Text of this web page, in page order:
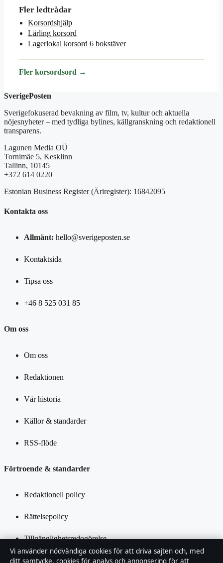
Fler ledtrådar
Korsordshjälp
Lärling korsord
Lagerlokal korsord 6 bokstäver
Fler korsordsord →
SverigePosten
Sverigefokuserad bevakning av film, tv, kultur och aktuella
nöjesnyheter – med tydliga bylines, källgranskning och redaktionell
transparens.
Lagunen Media OÜ
Tornimäe 5, Kesklinn
Tallinn, 10145
+372 614 0220
Estonian Business Register (Äriregister): 16842095
Kontakta oss
Allmänt: hello@sverigeposten.se
Kontaktsida
Tipsa oss
+46 8 525 031 85
Om oss
Om oss
Redaktionen
Vår historia
Källor & standarder
RSS-flöde
Förtroende & standarder
Redaktionell policy
Rättelsepolicy
Tillgänglighetsredogörelse
Integritetspolicy
Vi använder nödvändiga cookies för att driva sajten och, med
ditt samtycke, cookies för analys och annonsering för att